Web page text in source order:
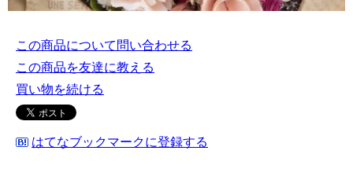
この商品について問い合わせる
この商品を友達に教える
買い物を続ける
はてなブックマークに登録する